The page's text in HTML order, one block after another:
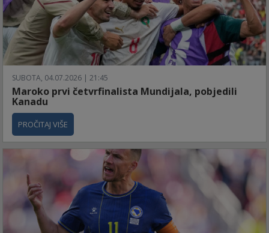
SUBOTA, 04.07.2026 | 21:45
Maroko prvi četvrfinalista Mundijala, pobjedili
Kanadu
PROČITAJ VIŠE